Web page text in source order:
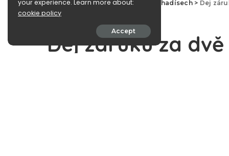
e-Islám >Blog>Sunna a nauky o hadísech> Dej
Dej záruku za
your experience. Learn more about:
cookie policy
Accept